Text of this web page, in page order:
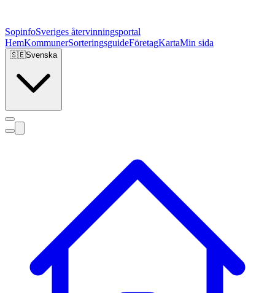
SopinfoSveriges återvinningsportal
HemKommunerSorteringsguideFöretagKartaMin sida
🇸🇪Svenska